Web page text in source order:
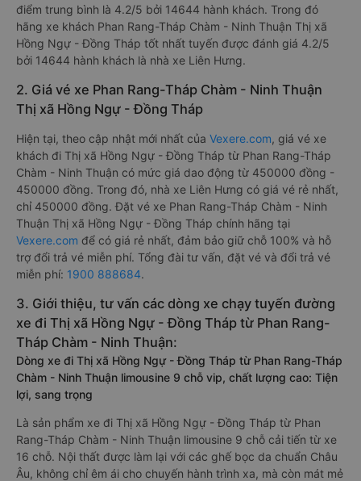
điểm trung bình là 4.2/5 bởi 14644 hành khách. Trong đó
hãng xe khách Phan Rang-Tháp Chàm - Ninh Thuận Thị xã
Hồng Ngự - Đồng Tháp tốt nhất tuyến được đánh giá 4.2/5
bởi 14644 hành khách là nhà xe Liên Hưng.
2. Giá vé xe Phan Rang-Tháp Chàm - Ninh Thuận
Thị xã Hồng Ngự - Đồng Tháp
Hiện tại, theo cập nhật mới nhất của Vexere.com, giá vé xe
khách đi Thị xã Hồng Ngự - Đồng Tháp từ Phan Rang-Tháp
Chàm - Ninh Thuận có mức giá dao động từ 450000 đồng -
450000 đồng. Trong đó, nhà xe Liên Hưng có giá vé rẻ nhất,
chỉ 450000 đồng. Đặt vé xe Phan Rang-Tháp Chàm - Ninh
Thuận Thị xã Hồng Ngự - Đồng Tháp chính hãng tại
Vexere.com để có giá rẻ nhất, đảm bảo giữ chỗ 100% và hỗ
trợ đổi trả vé miễn phí. Tổng đài tư vấn, đặt vé và đổi trả vé
miễn phí: 1900 888684.
3. Giới thiệu, tư vấn các dòng xe chạy tuyến đường
xe đi Thị xã Hồng Ngự - Đồng Tháp từ Phan Rang-
Tháp Chàm - Ninh Thuận:
Dòng xe đi Thị xã Hồng Ngự - Đồng Tháp từ Phan Rang-Tháp
Chàm - Ninh Thuận limousine 9 chỗ vip, chất lượng cao: Tiện
lợi, sang trọng
Là sản phẩm xe đi Thị xã Hồng Ngự - Đồng Tháp từ Phan
Rang-Tháp Chàm - Ninh Thuận limousine 9 chỗ cải tiến từ xe
16 chỗ. Nội thất được làm lại với các ghế bọc da chuẩn Châu
Âu, không chỉ êm ái cho chuyến hành trình xa, mà còn mát mẻ